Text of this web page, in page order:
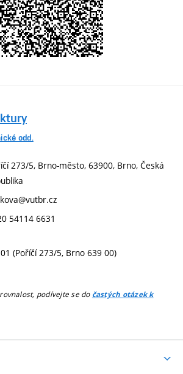
odd.
273/5, Brno-město, 63900, Brno, Česká
54114 6631
(Poříčí 273/5, Brno 639 00)
podívejte se do častých otázek k